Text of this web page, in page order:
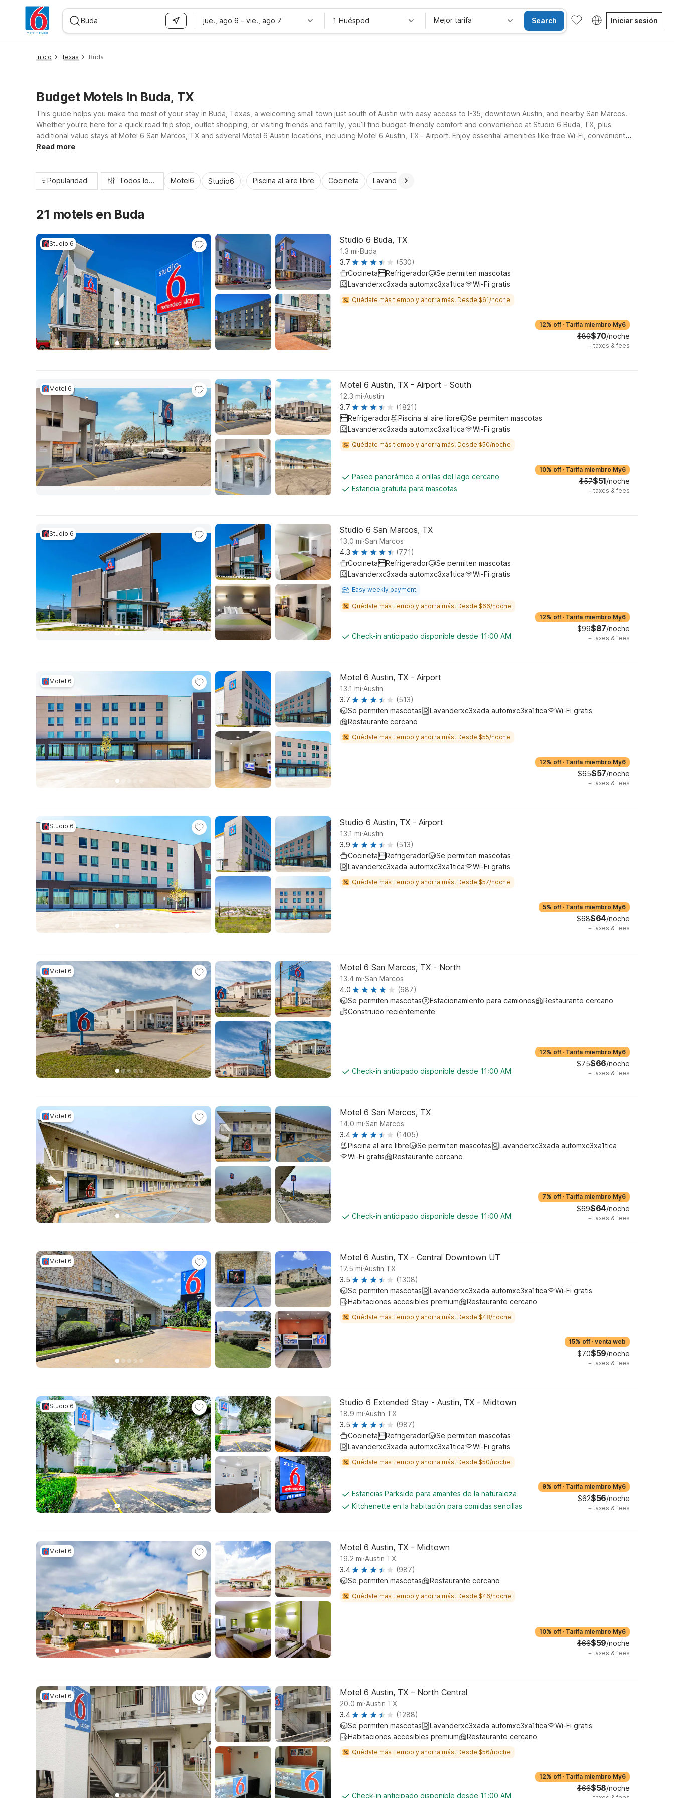
jue., ago 6 – vie., ago 7 1 Huésped Mejor tarifa Search Iniciar sesión
Inicio Texas Buda
Budget Motels In Buda, TX
This guide helps you make the most of your stay in Buda, Texas, a welcoming small town just south of Austin with easy access to I-35, downtown Austin, and nearby San Marcos.
Whether you’re here for a quick road trip stop, outlet shopping, or visiting friends and family, you’ll find budget-friendly comfort and convenience at Studio 6 Buda, TX, plus
additional value stays at Motel 6 San Marcos, TX and several Motel 6 Austin locations, including Motel 6 Austin, TX - Airport. Enjoy essential amenities like free Wi-Fi, convenient
parking, and pet-friendly rooms designed to keep travel simple and affordable.
Read more
Popularidad Todos los filtros Motel6 Studio6 Piscina al aire libre Cocineta Lavandería automática
21 motels en Buda
Studio 6 Studio 6 Buda, TX
1.3 mi.Buda
3.7
(530)
Cocineta
Refrigerador
Se permiten mascotas
Lavanderxc3xada automxc3xa1tica
Wi-Fi gratis
Quédate más tiempo y ahorra más! Desde $61/noche
12% off · Tarifa miembro My6
$80$70/noche
+ taxes & fees
Motel 6 Motel 6 Austin, TX - Airport - South
12.3 mi.Austin
3.7
(1821)
Refrigerador
Piscina al aire libre
Se permiten mascotas
Lavanderxc3xada automxc3xa1tica
Wi-Fi gratis
Quédate más tiempo y ahorra más! Desde $50/noche
Paseo panorámico a orillas del lago cercano
Estancia gratuita para mascotas
10% off · Tarifa miembro My6
$57$51/noche
+ taxes & fees
Studio 6 Studio 6 San Marcos, TX
13.0 mi.San Marcos
4.3
(771)
Cocineta
Refrigerador
Se permiten mascotas
Lavanderxc3xada automxc3xa1tica
Wi-Fi gratis
Easy weekly payment
Quédate más tiempo y ahorra más! Desde $66/noche
Check-in anticipado disponible desde 11:00 AM
12% off · Tarifa miembro My6
$99$87/noche
+ taxes & fees
Motel 6 Motel 6 Austin, TX - Airport
13.1 mi.Austin
3.7
(513)
Se permiten mascotas
Lavanderxc3xada automxc3xa1tica
Wi-Fi gratis
Restaurante cercano
Quédate más tiempo y ahorra más! Desde $55/noche
12% off · Tarifa miembro My6
$65$57/noche
+ taxes & fees
Studio 6 Studio 6 Austin, TX - Airport
13.1 mi.Austin
3.9
(513)
Cocineta
Refrigerador
Se permiten mascotas
Lavanderxc3xada automxc3xa1tica
Wi-Fi gratis
Quédate más tiempo y ahorra más! Desde $57/noche
5% off · Tarifa miembro My6
$68$64/noche
+ taxes & fees
Motel 6 Motel 6 San Marcos, TX - North
13.4 mi.San Marcos
4.0
(687)
Se permiten mascotas
Estacionamiento para camiones
Restaurante cercano
Construido recientemente
Check-in anticipado disponible desde 11:00 AM
12% off · Tarifa miembro My6
$75$66/noche
+ taxes & fees
Motel 6 Motel 6 San Marcos, TX
14.0 mi.San Marcos
3.4
(1405)
Piscina al aire libre
Se permiten mascotas
Lavanderxc3xada automxc3xa1tica
Wi-Fi gratis
Restaurante cercano
Check-in anticipado disponible desde 11:00 AM
7% off · Tarifa miembro My6
$69$64/noche
+ taxes & fees
Motel 6 Motel 6 Austin, TX - Central Downtown UT
17.5 mi.Austin TX
3.5
(1308)
Se permiten mascotas
Lavanderxc3xada automxc3xa1tica
Wi-Fi gratis
Habitaciones accesibles premium
Restaurante cercano
Quédate más tiempo y ahorra más! Desde $48/noche
15% off · venta web
$70$59/noche
+ taxes & fees
Studio 6 Studio 6 Extended Stay - Austin, TX - Midtown
18.9 mi.Austin TX
3.5
(987)
Cocineta
Refrigerador
Se permiten mascotas
Lavanderxc3xada automxc3xa1tica
Wi-Fi gratis
Quédate más tiempo y ahorra más! Desde $50/noche
Estancias Parkside para amantes de la naturaleza
Kitchenette en la habitación para comidas sencillas
9% off · Tarifa miembro My6
$62$56/noche
+ taxes & fees
Motel 6 Motel 6 Austin, TX - Midtown
19.2 mi.Austin TX
3.4
(987)
Se permiten mascotas
Restaurante cercano
Quédate más tiempo y ahorra más! Desde $46/noche
10% off · Tarifa miembro My6
$66$59/noche
+ taxes & fees
Motel 6 Motel 6 Austin, TX – North Central
20.0 mi.Austin TX
3.4
(1288)
Se permiten mascotas
Lavanderxc3xada automxc3xa1tica
Wi-Fi gratis
Habitaciones accesibles premium
Restaurante cercano
Quédate más tiempo y ahorra más! Desde $56/noche
Check-in anticipado disponible desde 11:00 AM
12% off · Tarifa miembro My6
$66$58/noche